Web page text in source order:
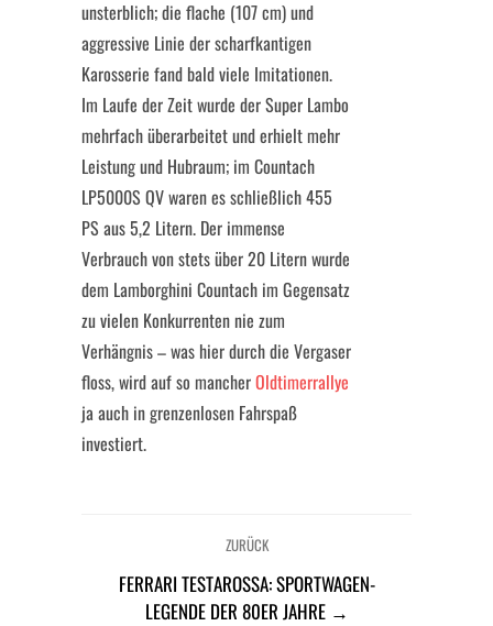
unsterblich; die flache (107 cm) und
aggressive Linie der scharfkantigen
Karosserie fand bald viele Imitationen.
Im Laufe der Zeit wurde der Super Lambo
mehrfach überarbeitet und erhielt mehr
Leistung und Hubraum; im Countach
LP5000S QV waren es schließlich 455
PS aus 5,2 Litern. Der immense
Verbrauch von stets über 20 Litern wurde
dem Lamborghini Countach im Gegensatz
zu vielen Konkurrenten nie zum
Verhängnis – was hier durch die Vergaser
floss, wird auf so mancherOldtimerrallye
ja auch in grenzenlosen Fahrspaß
investiert.
ZURÜCK
FERRARI TESTAROSSA: SPORTWAGEN-
LEGENDE DER 80ER JAHRE →